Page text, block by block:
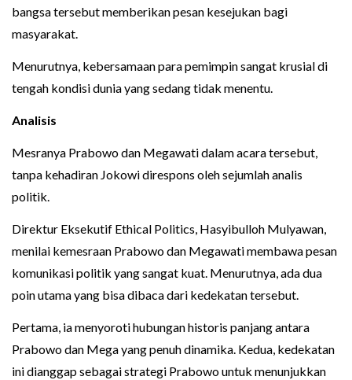
bangsa tersebut memberikan pesan kesejukan bagi
masyarakat.
Menurutnya, kebersamaan para pemimpin sangat krusial di
tengah kondisi dunia yang sedang tidak menentu.
Analisis
Mesranya Prabowo dan Megawati dalam acara tersebut,
tanpa kehadiran Jokowi direspons oleh sejumlah analis
politik.
Direktur Eksekutif Ethical Politics, Hasyibulloh Mulyawan,
menilai kemesraan Prabowo dan Megawati membawa pesan
komunikasi politik yang sangat kuat. Menurutnya, ada dua
poin utama yang bisa dibaca dari kedekatan tersebut.
Pertama, ia menyoroti hubungan historis panjang antara
Prabowo dan Mega yang penuh dinamika. Kedua, kedekatan
ini dianggap sebagai strategi Prabowo untuk menunjukkan